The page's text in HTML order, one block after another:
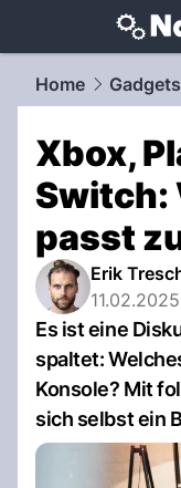
Home
Xbox,
Switch:
passt
Erik
Es ist eine
spaltet:
Konsole? Mit
sich selbst ein